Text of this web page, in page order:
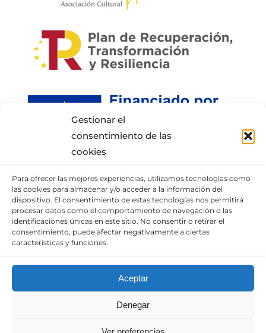
Gestionar el
consentimiento de las
cookies
Para ofrecer las mejores experiencias, utilizamos tecnologías como
las cookies para almacenar y/o acceder a la información del
dispositivo. El consentimiento de estas tecnologías nos permitirá
procesar datos como el comportamiento de navegación o las
identificaciones únicas en este sitio. No consentir o retirar el
consentimiento, puede afectar negativamente a ciertas
características y funciones.
Aceptar
Denegar
INFORMACIÓN DE CONTACTO
Puedes llamar al móvil:+34 652337807,
enviarnos un correo
o visita nuestra sección de contacto.
Empresa en Digital
derechos reservados. | Consulta nuestro